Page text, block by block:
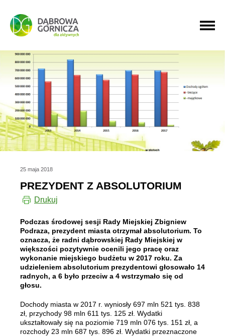
PRZEJDŹ DO MENU GŁÓWNEGO
PRZEJDŹ DO WYSZUKIWARKI
PRZEJDŹ DO TREŚCI
25 maja 2018
PREZYDENT Z ABSOLUTORIUM
Drukuj
Podczas środowej sesji Rady Miejskiej Zbigniew
Podraza, prezydent miasta otrzymał absolutorium. To
oznacza, że radni dąbrowskiej Rady Miejskiej w
większości pozytywnie ocenili jego pracę oraz
wykonanie miejskiego budżetu w 2017 roku. Za
udzieleniem absolutorium prezydentowi głosowało 14
radnych, a 6 było przeciw a 4 wstrzymało się od
głosu.
Dochody miasta w 2017 r. wyniosły 697 mln 521 tys. 838
zł, przychody 98 mln 611 tys. 125 zł. Wydatki
ukształtowały się na poziomie 719 mln 076 tys. 151 zł, a
rozchody 23 mln 687 tys. 896 zł. Wydatki przeznaczone